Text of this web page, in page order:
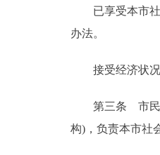
北京
已享受本市社
办法。
接受经济状况
第三条 市民政
构)，负责本市社